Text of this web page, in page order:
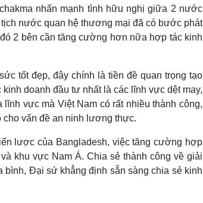
nhấn mạnh tình hữu nghị giữa 2 nước
nước quan hệ thương mại đã có bước phát
2 bên cần tăng cường hơn nữa hợp tác kinh
tốt đẹp, đây chính là tiền đề quan trọng tạo
doanh đầu tư nhất là các lĩnh vực dệt may,
vực mà Việt Nam có rất nhiều thành công,
cho vấn đề an ninh lương thực.
lược của Bangladesh, việc tăng cường hợp
khu vực Nam Á. Chia sẻ thành công về giải
bình, Đại sứ khẳng định sẵn sàng chia sẻ kinh